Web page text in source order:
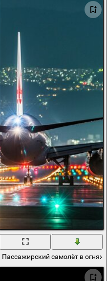
самолёт боинг
Пассажирский самолёт в огнях